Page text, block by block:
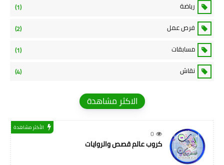
رياضة (1)
فرص عمل (2)
مسابقات (1)
نقاش (4)
الاكثر مشاهدة
0
الأكثر مشاهدة
كروب عالم قصص والروايات